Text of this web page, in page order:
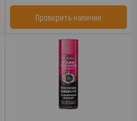
Проверить наличие